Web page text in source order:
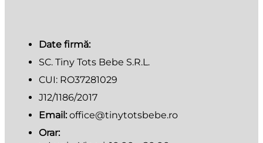
Date firmă:
SC. Tiny Tots Bebe S.R.L.
CUI: RO37281029
J12/1186/2017
Email: office@tinytotsbebe.ro
Orar: